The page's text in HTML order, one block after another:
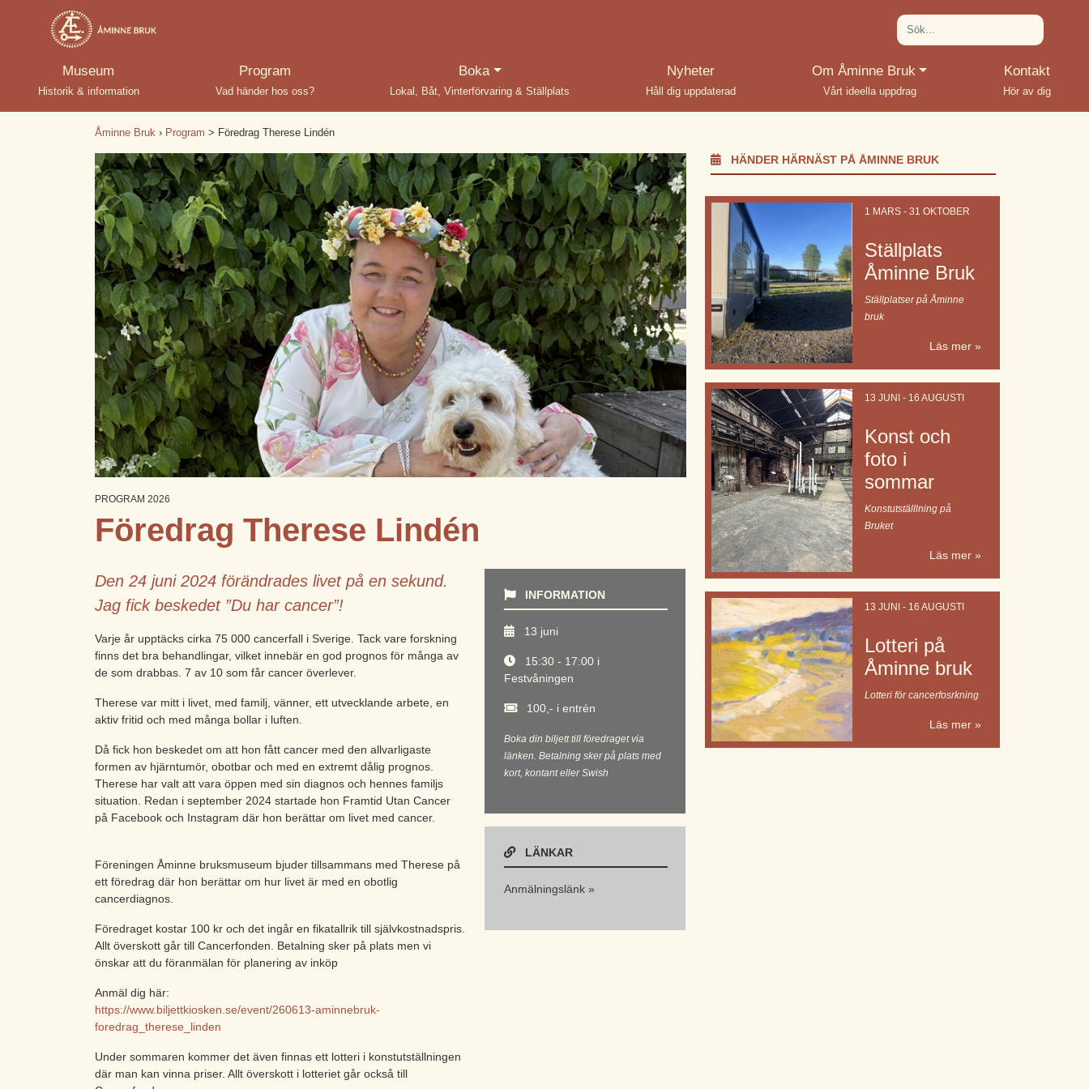
Museum
Historik & information
Program
Vad händer hos oss?
Boka(current)
Lokal, Båt, Vinterförvaring & Ställplats
Nyheter
Håll dig uppdaterad
Om Åminne Bruk(current)
Vårt ideella uppdrag
Kontakt
Hör av dig
Åminne Bruk › Program > Föredrag Therese Lindén
PROGRAM 2026
Föredrag Therese Lindén
Den 24 juni 2024 förändrades livet på en sekund.
Jag fick beskedet ”Du har cancer”!
Varje år upptäcks cirka 75 000 cancerfall i Sverige. Tack vare forskning
finns det bra behandlingar, vilket innebär en god prognos för många av
de som drabbas. 7 av 10 som får cancer överlever.
Therese var mitt i livet, med familj, vänner, ett utvecklande arbete, en
aktiv fritid och med många bollar i luften.
Då fick hon beskedet om att hon fått cancer med den allvarligaste
formen av hjärntumör, obotbar och med en extremt dålig prognos.
Therese har valt att vara öppen med sin diagnos och hennes familjs
situation. Redan i september 2024 startade hon Framtid Utan Cancer
på Facebook och Instagram där hon berättar om livet med cancer.
Föreningen Åminne bruksmuseum bjuder tillsammans med Therese på
ett föredrag där hon berättar om hur livet är med en obotlig
cancerdiagnos.
Föredraget kostar 100 kr och det ingår en fikatallrik till självkostnadspris.
Allt överskott går till Cancerfonden. Betalning sker på plats men vi
önskar att du föranmälan för planering av inköp
Anmäl dig här:
https://www.biljettkiosken.se/event/260613-aminnebruk-
foredrag_therese_linden
Under sommaren kommer det även finnas ett lotteri i konstutställningen
där man kan vinna priser. Allt överskott i lotteriet går också till
INFORMATION
13 juni
15:30 - 17:00 i
Festvåningen
100,- i entrén
Boka din biljett till föredraget via
länken. Betalning sker på plats med
kort, kontant eller Swish
LÄNKAR
Anmälningslänk »
HÄNDER HÄRNÄST PÅ ÅMINNE BRUK
1 MARS - 31 OKTOBER
Ställplats
Åminne Bruk
Ställplatser på Åminne
bruk
Läs mer »
13 JUNI - 16 AUGUSTI
Konst och
foto i
sommar
Konstutställlning på
Bruket
Läs mer »
13 JUNI - 16 AUGUSTI
Lotteri på
Åminne bruk
Lotteri för cancerfosrkning
Läs mer »